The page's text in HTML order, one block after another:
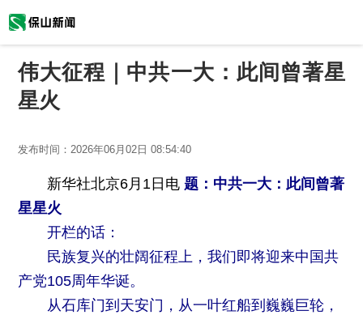
伟大征程｜中共一大：此间曾著星
星火
发布时间： 2026年06月02日 08:54:40
新华社北京6月1日电题：中共一大：此间曾著
星星火
开栏的话：
民族复兴的壮阔征程上，我们即将迎来中国共
产党105周年华诞。
从石库门到天安门，从一叶红船到巍巍巨轮，